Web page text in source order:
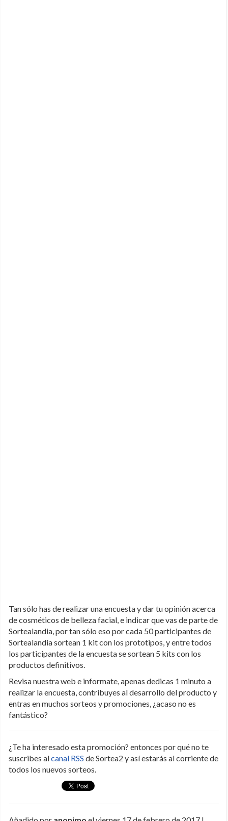
Tan sólo has de realizar una encuesta y dar tu opinión acerca
de cosméticos de belleza facial, e indicar que vas de parte de
Sortealandia, por tan sólo eso por cada 50 participantes de
Sortealandia sortean 1 kit con los prototipos, y entre todos
los participantes de la encuesta se sortean 5 kits con los
productos definitivos.
Revisa nuestra web e informate, apenas dedicas 1 minuto a
realizar la encuesta, contribuyes al desarrollo del producto y
entras en muchos sorteos y promociones, ¿acaso no es
fantástico?
¿Te ha interesado esta promoción? entonces por qué no te
suscribes alcanal RSS de Sortea2 y así estarás al corriente de
todos los nuevos sorteos.